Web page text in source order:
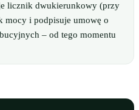
licznik dwukierunkowy (przy
mocy i podpisuje umowę o
– od tego momentu